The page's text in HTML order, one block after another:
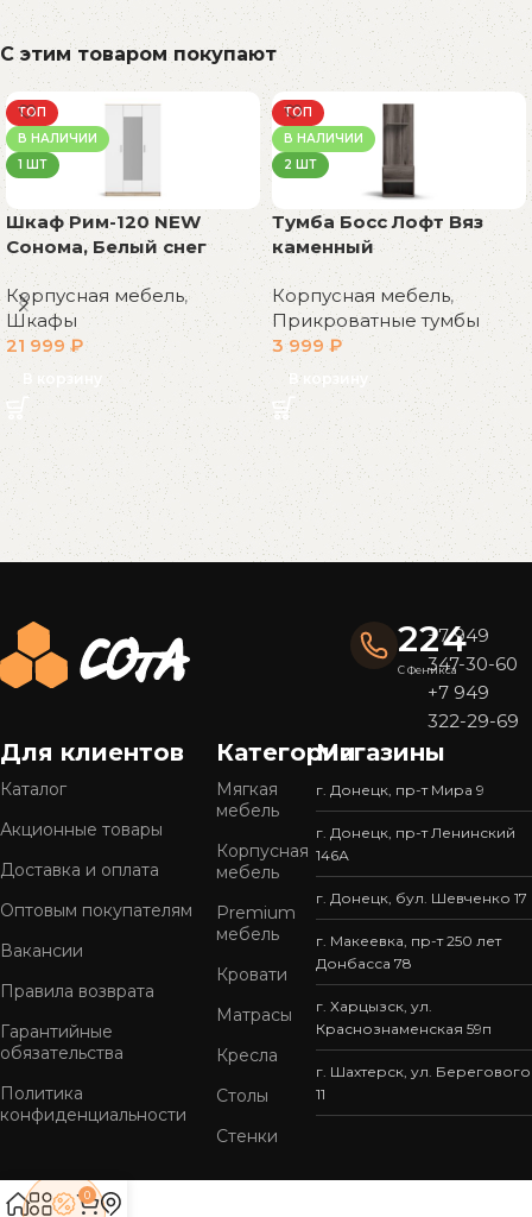
С этим товаром покупают
ТОП
В НАЛИЧИИ
1 ШТ
Шкаф Рим-120 NEW
Сонома, Белый снег
Корпусная мебель,
Шкафы
21 999₽
В корзину
ТОП
В НАЛИЧИИ
2 ШТ
Тумба Босс Лофт Вяз
каменный
Корпусная мебель,
Прикроватные тумбы
3 999₽
В корзину
Read More
224
С Феникса
+7 949
347-30-60
+7 949
322-29-69
Для клиентов
Каталог
Акционные товары
Доставка и оплата
Оптовым покупателям
Вакансии
Правила возврата
Гарантийные
обязательства
Политика
конфиденциальности
Категории
Мягкая
мебель
Корпусная
мебель
Premium
мебель
Кровати
Матрасы
Кресла
Столы
Стенки
Магазины
г. Донецк, пр-т Мира 9
г. Донецк, пр-т Ленинский
146А
г. Донецк, бул. Шевченко 17
г. Макеевка, пр-т 250 лет
Донбасса 78
г. Харцызск, ул.
Краснознаменская 59п
г. Шахтерск, ул. Берегового
11
0